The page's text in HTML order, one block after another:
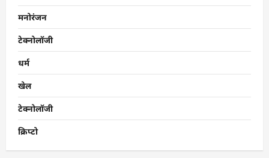
मनोरंजन
टेक्नोलॉजी
धर्म
खेल
टेक्नोलॉजी
क्रिप्टो